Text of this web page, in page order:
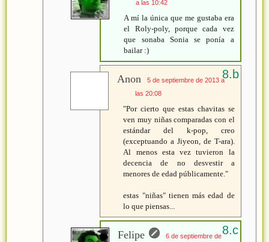
a las 10:42
A mí la única que me gustaba era
el Roly-poly, porque cada vez
que sonaba Sonia se ponía a
bailar :)
Anon
5 de septiembre de 2013 a
las 20:08
"Por cierto que estas chavitas se
ven muy niñas comparadas con el
estándar del k-pop, creo
(exceptuando a Jiyeon, de T-ara).
Al menos esta vez tuvieron la
decencia de no desvestir a
menores de edad públicamente."
estas "niñas" tienen más edad de
lo que piensas...
Felipe
6 de septiembre de